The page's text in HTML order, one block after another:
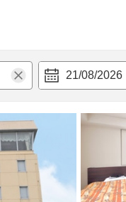
21/08/2026